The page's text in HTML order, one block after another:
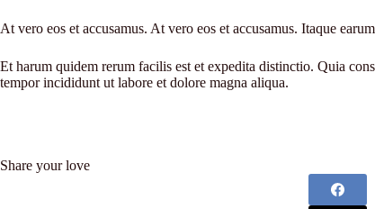
At vero eos et accusamus. At vero eos et accusamus. Itaque
Et harum quidem rerum facilis est et expedita distinctio. Quia
tempor incididunt ut labore et dolore magna aliqua.
Share your love